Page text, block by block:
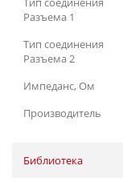
Разъема 1
Тип соединения
Разъема 2
Импеданс, Ом
Производитель
Библиотека